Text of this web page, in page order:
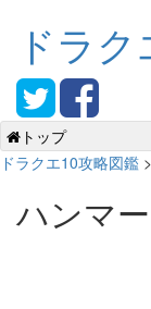
ドラ
トップ
ドラクエ10攻略図鑑 >
ハンマー